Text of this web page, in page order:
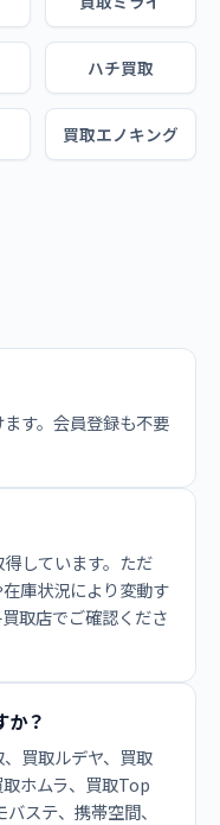
ハチ買取
買取エノキング
す。会員登録も不要
しています。ただ
庫状況により変動す
取店でご確認くださ
か？
買取ルデヤ、買取
ホムラ、買取Top
ステ、携帯空間、